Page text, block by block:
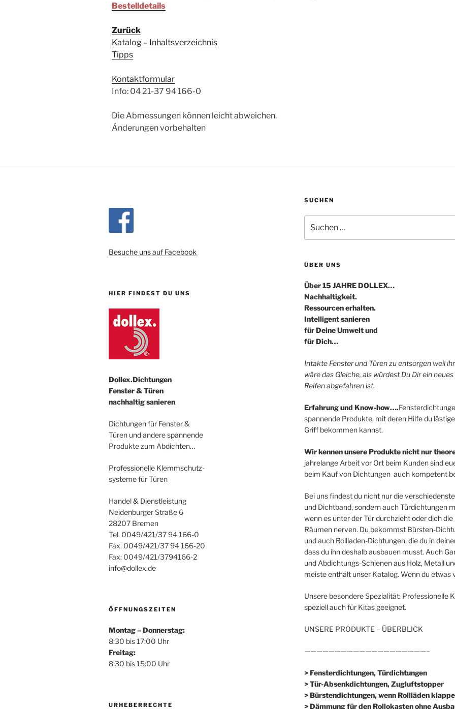
Bestelldetails
Zurück
Katalog – Inhaltsverzeichnis
Tipps
Kontaktformular
Info: 04 21-37 94 166-0
Die Abmessungen können leicht abweichen.
Änderungen vorbehalten
Besuche uns auf Facebook
HIER FINDEST DU UNS
Dollex.Dichtungen
Fenster & Türen
nachhaltig sanieren
Dichtungen für Fenster &
Türen und andere spannende
Produkte zum Abdichten…
Professionelle Klemmschutz-
systeme für Türen
Handel & Dienstleistung
Neidenburger Straße 6
28207 Bremen
Tel. 0049/421/37 94 166-0
Fax. 0049/421/37 94 166-20
Fax: 0049/421/3794166-2
info@dollex.de
ÖFFNUNGSZEITEN
Montag – Donnerstag:
8:30 bis 17:00 Uhr
Freitag:
8:30 bis 15:00 Uhr
URHEBERRECHTE
SUCHEN
nach:
ÜBER UNS
Über 15 JAHRE DOLLEX…
Nachhaltigkeit.
Ressourcen erhalten.
Intelligent sanieren
für Deine Umwelt und
für Dich…
Intakte Fenster und Türen zu entsorgen weil
wäre das Gleiche, als würdest Du Dir ein
Reifen abgefahren ist.
Erfahrung und Know-how….
spannende Produkte, mit deren Hilfe du
Griff bekommen kannst.
Wir kennen unsere Produkte nicht nur
jahrelange Arbeit vor Ort beim Kunden sind
beim Kauf von Dichtungen auch kompetent
Bei uns findest du nicht nur die
und Dichtband, sondern auch Türdichtungen
wenn es unter der Tür durchzieht oder dich
Räumen nerven. Du bekommst Bürsten-
und auch Rollladen-Dichtungen, die du in
dass du ihn deshalb ausbauen musst. Auch
und Abdichtungs-Schienen aus Holz, Metall
meiste enthält unser Katalog. Wenn du etwas
Unsere besondere Spezialität: Professionelle
speziell auch für Kitas geeignet.
UNSERE PRODUKTE – ÜBERBLICK
————————————————————–
> Fensterdichtungen, Türdichtungen
> Tür-Absenkdichtungen, Zugluftstopper
> Bürstendichtungen, wenn Rollläden
> Dämmung für den Rollokasten ohne